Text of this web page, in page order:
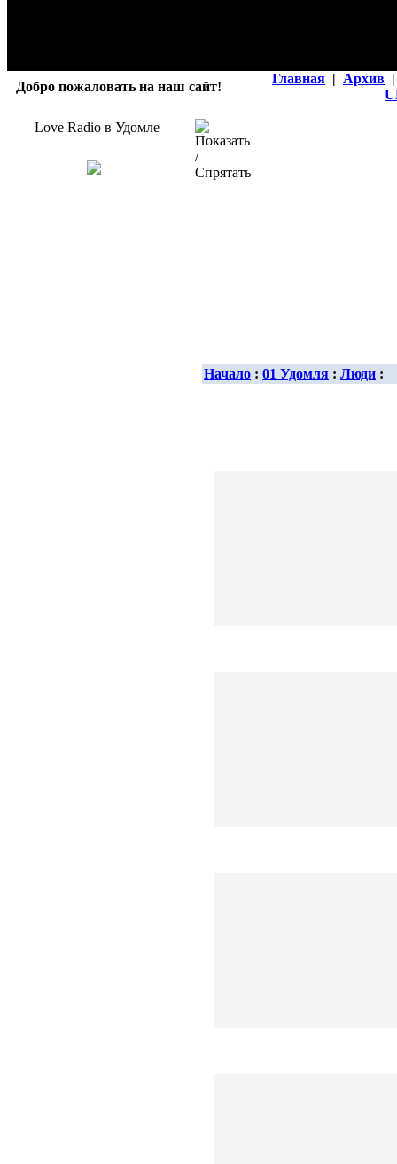
Добро пожаловать на наш сайт!
Главная | Архив |
Love Radio в Удомле
Начало : 01 Удомля : Люди :